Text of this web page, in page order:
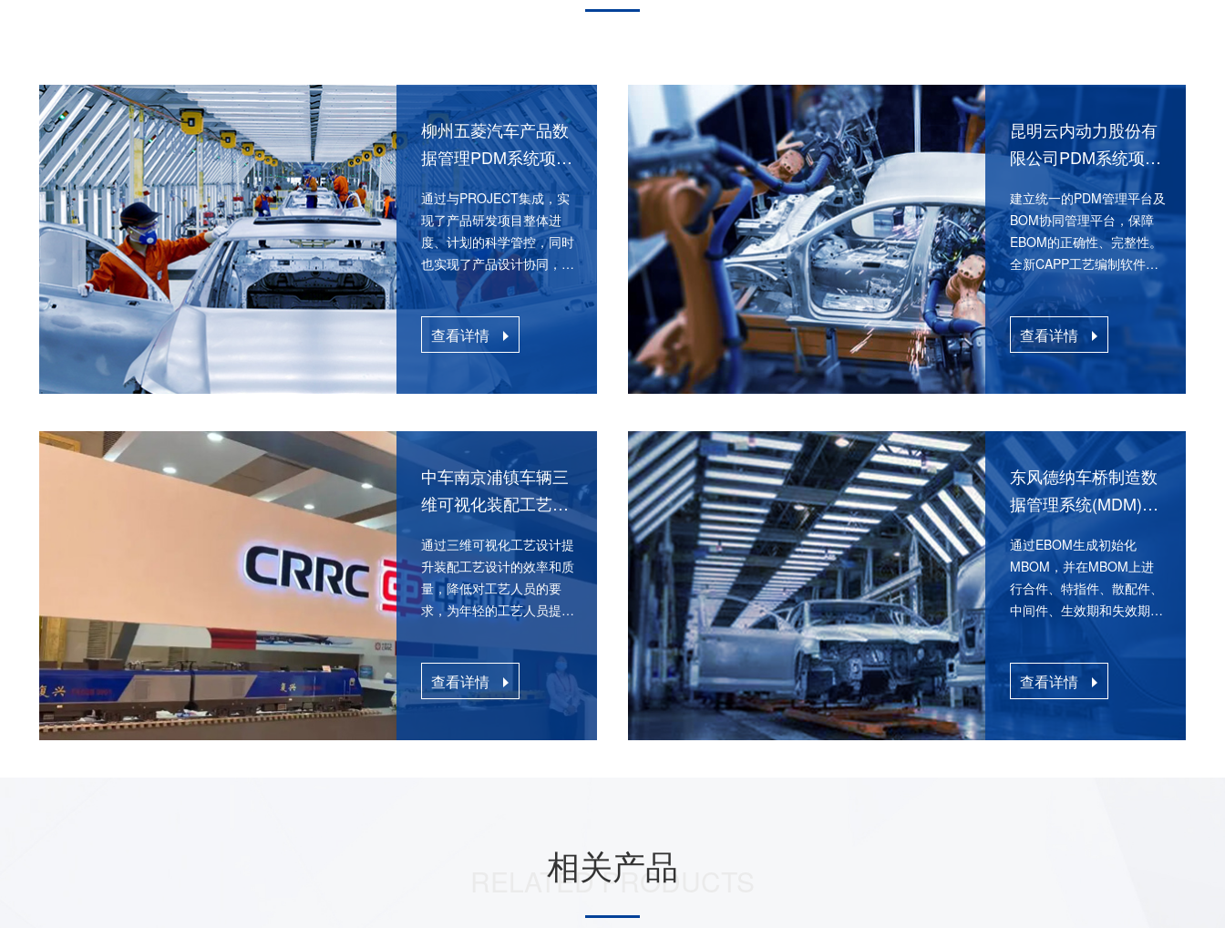
柳州五菱汽车产品数
据管理PDM系统项目
11
通过与PROJECT集成，实
现了产品研发项目整体进
度、计划的科学管控，同时
也实现了产品设计协同，大
大提升了工作效率
查看详情
柳州五菱汽车产品数据管理PDM系统项目
通过与PROJECT集成，实现了产品研发项目整体进度、计划的科学管控，同时也实
现了产品设计协同，大大提升了工作效率
查看详情
昆明云内动力股份有
限公司PDM系统项目
建立统一的PDM管理平台及
BOM协同管理平台，保障
EBOM的正确性、完整性。
全新CAPP工艺编制软件，
提升整体工艺编制效率，实
现工艺设计的规范化和标准
化；
查看详情
中车南京浦镇车辆三
维可视化装配工艺设
通过三维可视化工艺设计提
升装配工艺设计的效率和质
量，降低对工艺人员的要
求，为年轻的工艺人员提供
统的装配工艺设计中主要依
赖于人的装配经验和知识，
以及设计难度大、设计效率
查看详情
中车南京浦镇车辆三维可视化装配工艺设计3DAST项目
通过三维可视化工艺设计提升装配工艺设计的效率和质量，降低对工艺人员的要求，
为年轻的工艺人员提供基础设计平台，从而克服传统的装配工艺设计中主要依赖于人
的装配经验和知识，以及设计难度大、设计效率低、优化程度低等问题。
查看详情
东风德纳车桥制造数
据管理系统(MDM)项
目11
通过EBOM生成初始化
MBOM，并在MBOM上进
行合件、特指件、散配件、
中间件、生效期和失效期管
查看详情
相关产品
RELATED PRODUCTS